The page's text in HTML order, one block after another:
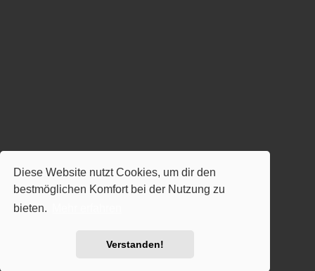
Diese Website nutzt Cookies, um dir den
bestmöglichen Komfort bei der Nutzung zu
bieten.
Verstanden!